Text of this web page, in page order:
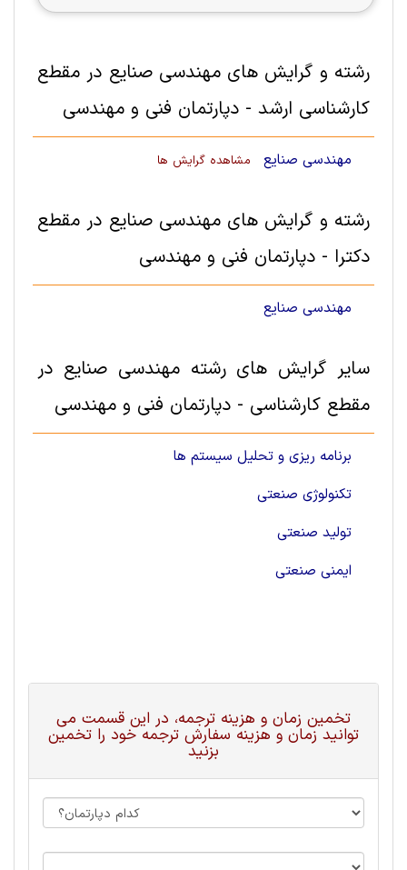
رشته و گرایش های مهندسی صنایع در مقطع
کارشناسی ارشد - دپارتمان فنی و مهندسی
مهندسی صنایع مشاهده گرایش ها
رشته و گرایش های مهندسی صنایع در مقطع
دکترا - دپارتمان فنی و مهندسی
مهندسی صنایع
سایر گرایش های رشته مهندسی صنایع در
مقطع کارشناسی - دپارتمان فنی و مهندسی
برنامه ریزی و تحلیل سیستم ها
تکنولوژی صنعتی
تولید صنعتی
ایمنی صنعتی
تخمین زمان و هزینه ترجمه، در این قسمت می
توانید زمان و هزینه سفارش ترجمه خود را تخمین
بزنید